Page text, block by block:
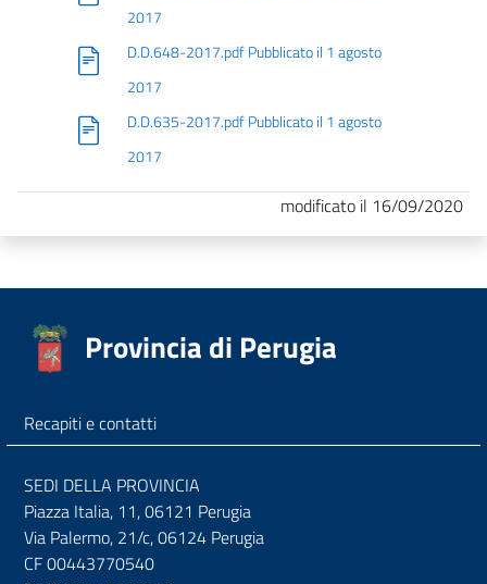
2017
D.D.648-2017.pdf Pubblicato il 1 agosto
2017
D.D.635-2017.pdf Pubblicato il 1 agosto
2017
modificato il 16/09/2020
Provincia di Perugia
Recapiti e contatti
SEDI DELLA PROVINCIA
Piazza Italia, 11, 06121 Perugia
Via Palermo, 21/c, 06124 Perugia
CF 00443770540